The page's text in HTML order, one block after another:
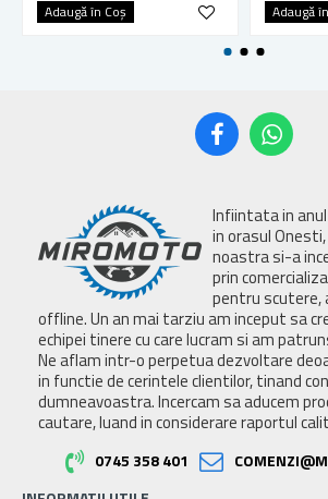
Adaugă în Coş Adaugă
Infiintata in anul
in orasul
noastra si-a
prin
pentru scutere,
offline. Un an mai tarziu am inceput sa
echipei tinere cu care lucram si am
Ne aflam intr-o perpetua dezvoltare
in functie de cerintele clientilor, tinand
dumneavoastra. Incercam sa aducem
cautare, luand in considerare raportul
0745 358 401